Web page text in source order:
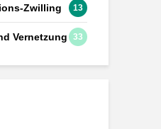
Zwilling 13
Vernetzung 33